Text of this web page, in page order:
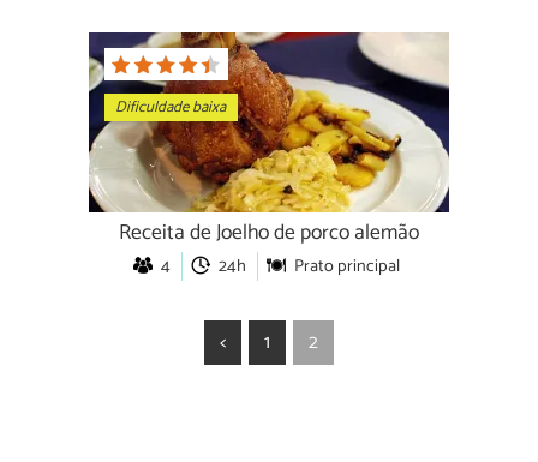
Dificuldade baixa
Receita de Joelho de porco alemão
4 24h Prato principal
< 1 2